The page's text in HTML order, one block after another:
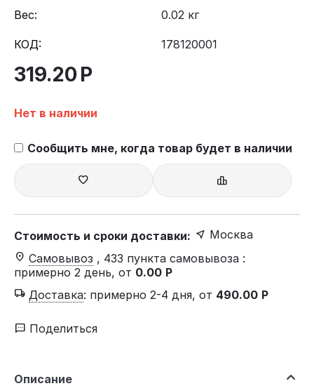
Вес: 0.02 кг
КОД: 178120001
319.20Р
Нет в наличии
Сообщить мне, когда товар будет в наличии
Стоимость и сроки доставки:
Москва
Самовывоз , 433 пункта самовывоза :
примерно 2 день, от 0.00 Р
Доставка: примерно 2-4 дня, от 490.00 Р
Поделиться
Описание